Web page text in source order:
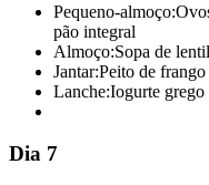
Pequeno-almoço:
pão integral
Almoço:Sopa de
Jantar:Peito de
Lanche:Iogurte
Dia 7